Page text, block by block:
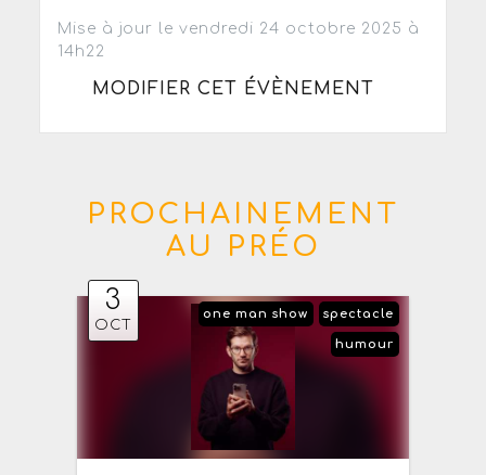
Mise à jour le vendredi 24 octobre 2025 à
14h22
MODIFIER CET ÉVÈNEMENT
PROCHAINEMENT
AU PRÉO
3
OCT
spectacle
one man show
humour